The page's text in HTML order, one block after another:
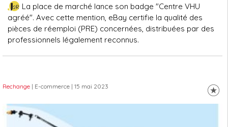
La place de marché lance son badge "Centre VHU
agréé". Avec cette mention, eBay certifie la qualité des
pièces de réemploi (PRE) concernées, distribuées par des
professionnels légalement reconnus.
Rechange | E-commerce | 15 mai 2023